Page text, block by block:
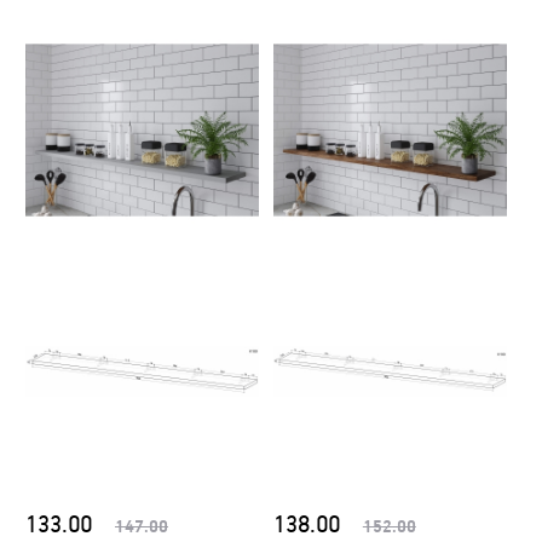
133.00 147.00 138.00 152.00